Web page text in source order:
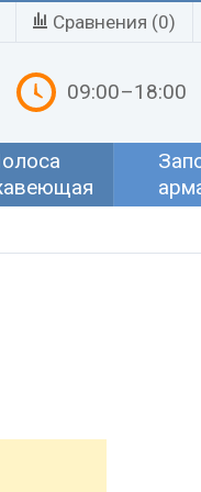
Сравнения (0)
09:00–18:00